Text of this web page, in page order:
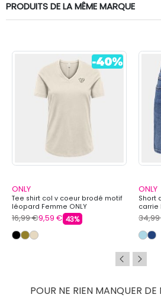
PRODUITS DE LA MÊME MARQUE
ONLY
Tee shirt col v coeur brodé motif
léopard Femme ONLY
16,99 €9,59 € 43%
ONLY
Short
carrie
POUR NE RIEN MANQUER